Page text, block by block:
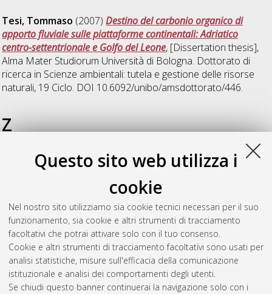
Questo sito web utilizza i
cookie
Nel nostro sito utilizziamo sia cookie tecnici necessari per il suo
funzionamento, sia cookie e altri strumenti di tracciamento
facoltativi che potrai attivare solo con il tuo consenso.
Cookie e altri strumenti di tracciamento facoltativi sono usati per
analisi statistiche, misure sull'efficacia della comunicazione
istituzionale e analisi dei comportamenti degli utenti.
Se chiudi questo banner continuerai la navigazione solo con i
Tesi, Tommaso (2007)Destino del carbonio organico di
apporto fluviale sulle piattaforme continentali: Adriatico
centro-settentrionale e Golfo del Leone, [Dissertation thesis],
Alma Mater Studiorum Università di Bologna. Dottorato di
ricerca in Scienze ambientali: tutela e gestione delle risorse
naturali, 19 Ciclo. DOI 10.6092/unibo/amsdottorato/446.
Z
Zannoni, Denis(2008)Uso sostenibile dei suoli forestali di
ambiente costiero in relazione ai fattori di pressione esistenti
[Dissertation thesis], Alma Mater Studiorum Università di
Bologna. Dottorato di ricerca inScienze ambientali: tutela e
gestione delle risorse naturali, 20 Ciclo. DOI
10.6092/unibo/amsdottorato/1034.
Questa lista e' stata generata ilSat Aug 8 20:50:15 2026